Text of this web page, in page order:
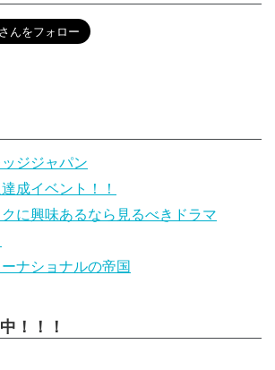
ジジャパン
成イベント！！
に興味あるなら見るべきドラマ
ナショナルの帝国
！！！